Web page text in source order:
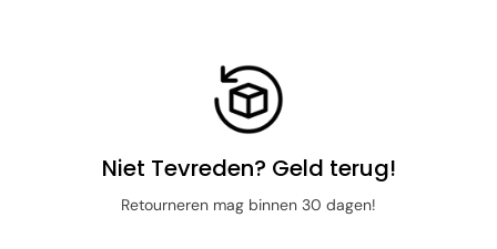
Niet Tevreden? Geld terug!
Retourneren mag binnen 30 dagen!